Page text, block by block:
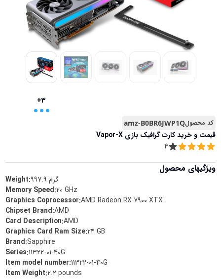
+3
...
کد محصولamz-B0BR6JWP1Q
قیمت و خریدکارت گرافیک بازی Vapor-X
4
ویژگیهای محصول
Weight:997.9 گرم
Memory Speed:‎20 GHz
Graphics Coprocessor:‎AMD Radeon RX 7900 XTX
Chipset Brand:‎AMD
Card Description:‎AMD
Graphics Card Ram Size:‎24 GB
Brand:‎Sapphire
Series:‎11322-01-40G
Item model number:‎11322-01-40G
Item Weight:‎2.2 pounds